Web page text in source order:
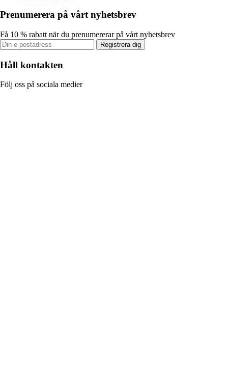
Prenumerera på vårt nyhetsbrev
Få 10 % rabatt när du prenumererar på vårt nyhetsbrev
Registrera dig
Håll kontakten
Följ oss på sociala medier